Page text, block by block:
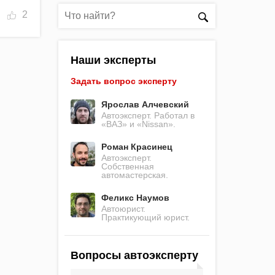
2
Наши эксперты
Задать вопрос эксперту
Ярослав Алчевский
Автоэксперт. Работал в
«ВАЗ» и «Nissan».
Роман Красинец
Автоэксперт.
Собственная
автомастерская.
Феликс Наумов
Автоюрист.
Практикующий юрист.
Вопросы автоэксперту